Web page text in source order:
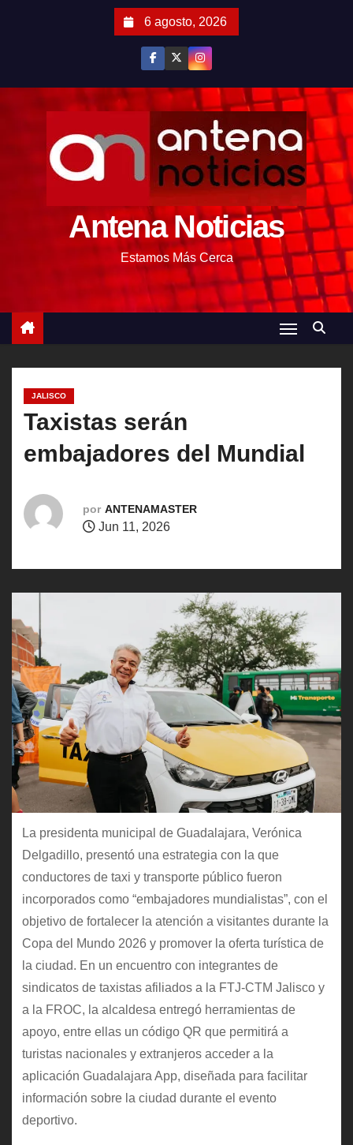
6 agosto, 2026
Antena Noticias
Estamos Más Cerca
JALISCO
Taxistas serán
embajadores del Mundial
por ANTENAMASTER
Jun 11, 2026
La presidenta municipal de Guadalajara, Verónica
Delgadillo, presentó una estrategia con la que
conductores de taxi y transporte público fueron
incorporados como “embajadores mundialistas”, con el
objetivo de fortalecer la atención a visitantes durante la
Copa del Mundo 2026 y promover la oferta turística de
la ciudad. En un encuentro con integrantes de
sindicatos de taxistas afiliados a la FTJ-CTM Jalisco y
a la FROC, la alcaldesa entregó herramientas de
apoyo, entre ellas un código QR que permitirá a
turistas nacionales y extranjeros acceder a la
aplicación Guadalajara App, diseñada para facilitar
información sobre la ciudad durante el evento
deportivo.